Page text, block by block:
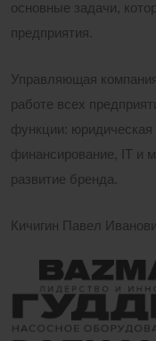
основные задачи,
предприятия.
Управляющая
работе всех
функции: юридическая
финансирование, IT и
развитие бренда.
Кичигин Павел